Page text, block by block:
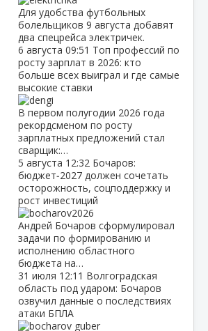
Для удобства футбольных
болельщиков 9 августа добавят
два спецрейса электричек.
6 августа 09:51 Топ профессий по
росту зарплат в 2026: кто
больше всех выиграл и где самые
высокие ставки
В первом полугодии 2026 года
рекордсменом по росту
зарплатных предложений стал
сварщик:…
5 августа 12:32 Бочаров:
бюджет‑2027 должен сочетать
осторожность, соцподдержку и
рост инвестиций
Андрей Бочаров сформулировал
задачи по формированию и
исполнению областного
бюджета на…
31 июля 12:11 Волгоградская
область под ударом: Бочаров
озвучил данные о последствиях
атаки БПЛА